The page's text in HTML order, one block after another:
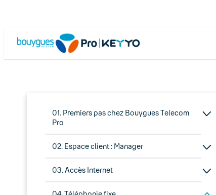
01. Premiers pas chez Bouygues Telecom
Pro
02. Espace client : Manager
03. Accès Internet